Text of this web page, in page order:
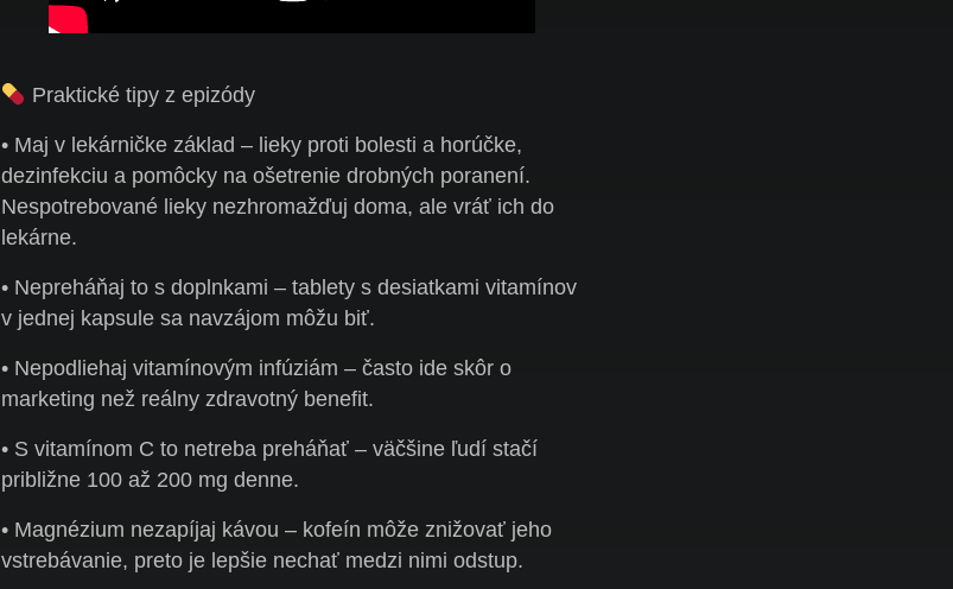
Praktické tipy z epizódy
• Maj v lekárničke základ – lieky proti bolesti a horúčke,
dezinfekciu a pomôcky na ošetrenie drobných poranení.
Nespotrebované lieky nezhromažďuj doma, ale vráť ich do
lekárne.
• Nepreháňaj to s doplnkami – tablety s desiatkami vitamínov
v jednej kapsule sa navzájom môžu biť.
• Nepodliehaj vitamínovým infúziám – často ide skôr o
marketing než reálny zdravotný benefit.
• S vitamínom C to netreba preháňať – väčšine ľudí stačí
približne 100 až 200 mg denne.
• Magnézium nezapíjaj kávou – kofeín môže znižovať jeho
vstrebávanie, preto je lepšie nechať medzi nimi odstup.